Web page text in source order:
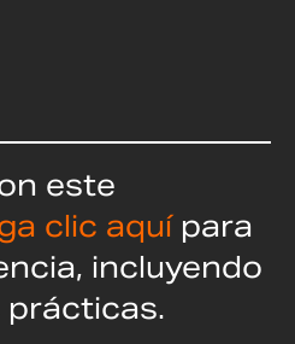
este
clic aquí para
incluyendo
prácticas.